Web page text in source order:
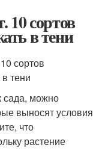
10 сортов
в тени
сада, можно
выносят условия
что
растение